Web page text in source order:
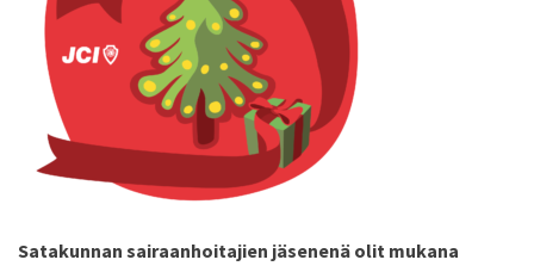
Satakunnan sairaanhoitajien jäsenenä olit mukana